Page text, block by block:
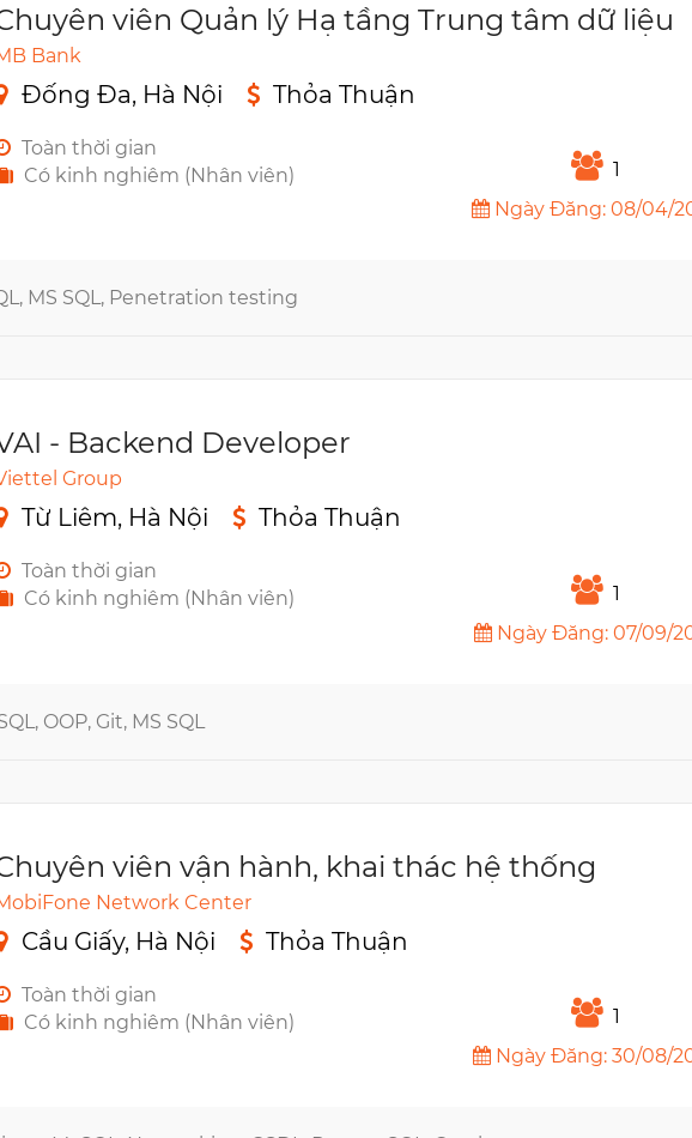
viên Quản lý Hạ tầng Trung tâm dữ liệu
Bank
Đống Đa, Hà Nội Thỏa Thuận
Toàn thời gian
Có kinh nghiêm (Nhân viên)
1
Ngày Đăng: 08/04/
MS SQL, Penetration testing
- Backend Developer
Group
Từ Liêm, Hà Nội Thỏa Thuận
Toàn thời gian
Có kinh nghiêm (Nhân viên)
1
Ngày Đăng: 07/09/
OOP, Git, MS SQL
viên vận hành, khai thác hệ thống
Network Center
Cầu Giấy, Hà Nội Thỏa Thuận
Toàn thời gian
Có kinh nghiêm (Nhân viên)
1
Ngày Đăng: 30/08/